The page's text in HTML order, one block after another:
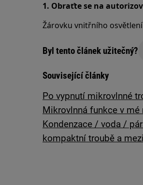
1. Obraťte se na
Žárovku vnitřního
Byl tento článek užitečný?
Související články
Po vypnutí mikrovlnné
Mikrovlnná funkce v
Kondenzace / voda /
kompaktní troubě a